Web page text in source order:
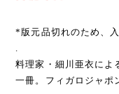
*版元品切れのため、
料理家・細川亜衣によ
一冊。フィガロジャポ